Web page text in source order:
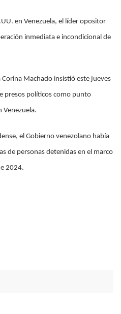
en Venezuela, el líder opositor
inmediata e incondicional de
Machado insistió este jueves
presos políticos como punto
Venezuela.
el Gobierno venezolano había
de personas detenidas en el marco
2024.